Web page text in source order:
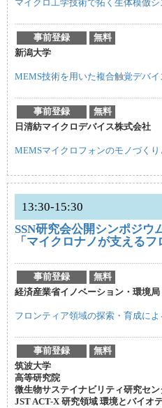
マイクロ工学技術で拓く生体模倣シ
事前登録
無料
新潟大学
MEMS技術を用いた複合触覚デバイ
事前登録
無料
日清紡マイクロデバイス株式会社
MEMSマイクロフォンのモノづくり
13:30-15:30
SSN研究会公開シンポジウ
「マイクロナノが支えるフ
事前登録
無料
経済産業省イノベーション・環境局
フロンティア領域の探索・育成に
事前登録
無料
筑波大学
高等研究院
微生物サステイナビリティ研究セン
JST ACT-X 研究領域 環境とバイオ